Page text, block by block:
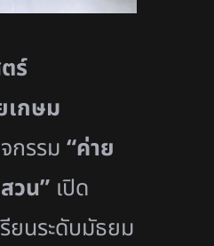
ร์
เกษม
กรรม“ค่าย
วน” เปิด
ยนระดับมัธยม